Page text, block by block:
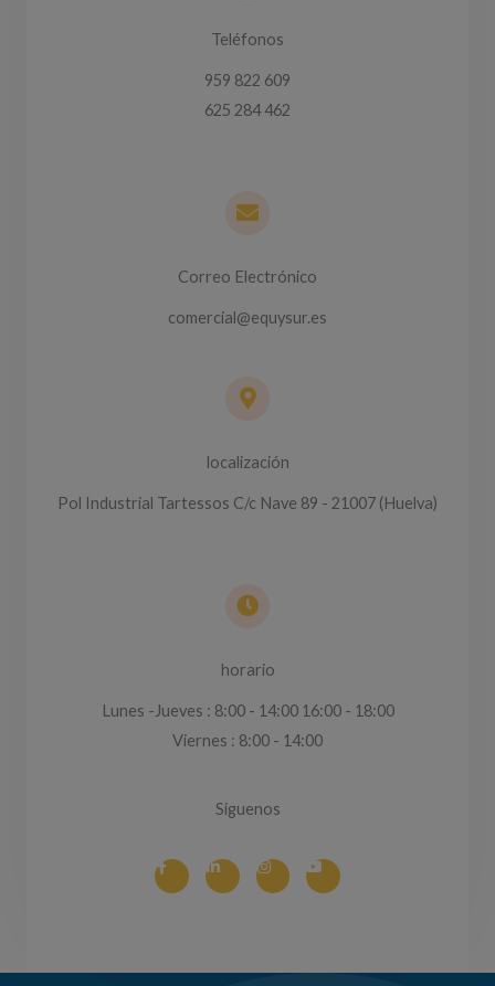
Teléfonos
959 822 609
625 284 462
Correo Electrónico
comercial@equysur.es
localización
Pol Industrial Tartessos C/c Nave 89 - 21007 (Huelva)
horario
Lunes -Jueves : 8:00 - 14:00 16:00 - 18:00
Viernes : 8:00 - 14:00
Siguenos
F
c
k
L
n
n
I
s
a
Y
u